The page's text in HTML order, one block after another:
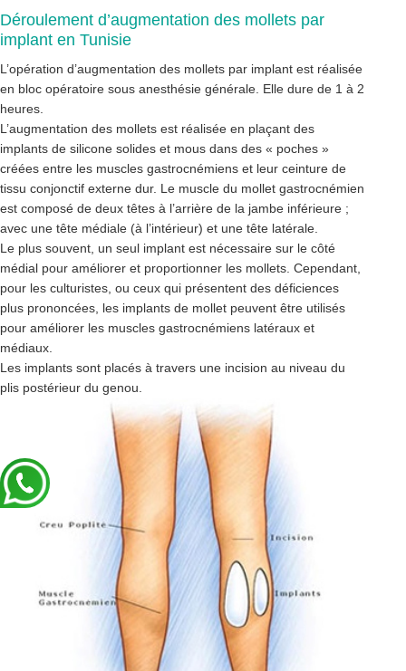
Déroulement d’augmentation des mollets par
implant en Tunisie
L’opération d’augmentation des mollets par implant est réalisée
en bloc opératoire sous anesthésie générale. Elle dure de 1 à 2
heures.
L’augmentation des mollets est réalisée en plaçant des
implants de silicone solides et mous dans des « poches »
créées entre les muscles gastrocnémiens et leur ceinture de
tissu conjonctif externe dur. Le muscle du mollet gastrocnémien
est composé de deux têtes à l’arrière de la jambe inférieure ;
avec une tête médiale (à l’intérieur) et une tête latérale.
Le plus souvent, un seul implant est nécessaire sur le côté
médial pour améliorer et proportionner les mollets. Cependant,
pour les culturistes, ou ceux qui présentent des déficiences
plus prononcées, les implants de mollet peuvent être utilisés
pour améliorer les muscles gastrocnémiens latéraux et
médiaux.
Les implants sont placés à travers une incision au niveau du
plis postérieur du genou.